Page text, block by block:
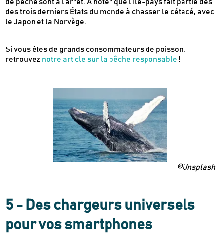
Des conseils et des décryptages pour mieux
consommer
Nos dernières actus & codes promo
Je m'inscris
de pêche sont à l’arrêt. À noter que l’Île-pays fait partie des
des trois derniers États du monde à chasser le cétacé, avec
le Japon et la Norvège.
Si vous êtes de grands consommateurs de poisson,
retrouvez notre article sur la pêche responsable !
©Unsplash
5 - Des chargeurs universels
pour vos smartphones